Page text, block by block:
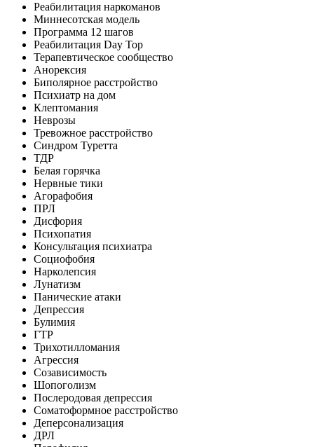
Реабилитация наркоманов
Миннесотская модель
Программа 12 шагов
Реабилитация Day Top
Терапевтическое сообщество
Анорексия
Биполярное расстройство
Психиатр на дом
Клептомания
Неврозы
Тревожное расстройство
Синдром Туретта
ТДР
Белая горячка
Нервные тики
Агорафобия
ПРЛ
Дисфория
Психопатия
Консультация психиатра
Социофобия
Нарколепсия
Лунатизм
Панические атаки
Депрессия
Булимия
ГТР
Трихотилломания
Агрессия
Созависимость
Шопоголизм
Послеродовая депрессия
Соматоформное расстройство
Деперсонализация
ДРЛ